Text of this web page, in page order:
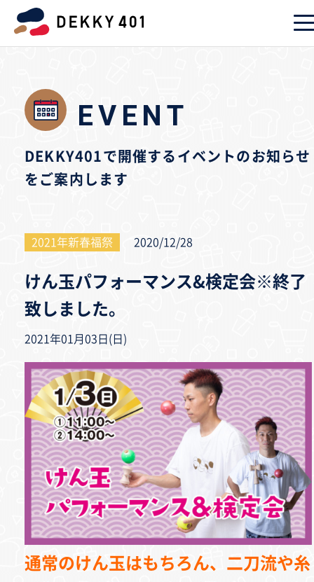
EVENT
DEKKY401で開催するイベントのお知らせ
をご案内します
2021年新春福祭 2020/12/28
けん玉パフォーマンス&検定会※終了
致しました。
2021年01月03日(日)
通常のけん玉はもちろん、二刀流や糸